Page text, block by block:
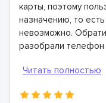
карты, поэтому
назначению, то
невозможно.
разобрали телефон
телефона.